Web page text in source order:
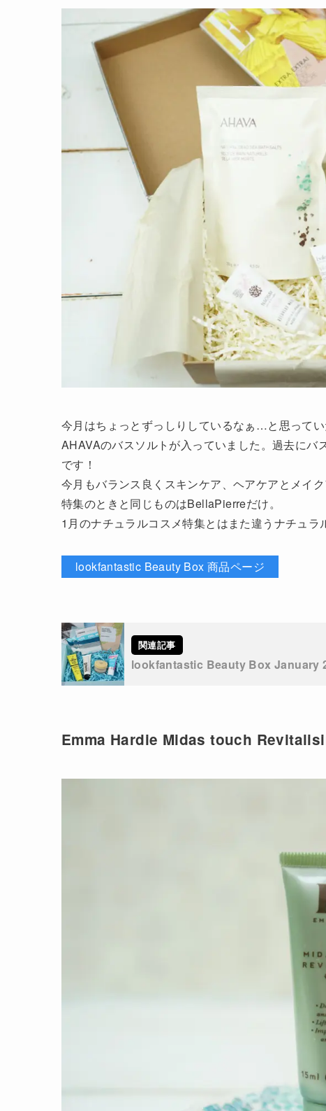
今月はちょっとずっしりしているなぁ…と思ってい
AHAVAのバスソルトが入っていました。過去に
です！
今月もバランス良くスキンケア、ヘアケアとメイ
特集のときと同じものはBellaPierreだけ。
1月のナチュラルコスメ特集とはまた違うナチュラ
lookfantastic Beauty Box 商品ページ
lookfantastic Beauty Box January
Emma Hardie Midas touch